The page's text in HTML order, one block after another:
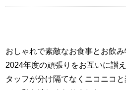
おしゃれで素敵なお食事とお飲み
2024年度の頑張りをお互いに讃
タッフが分け隔てなくニコニコ